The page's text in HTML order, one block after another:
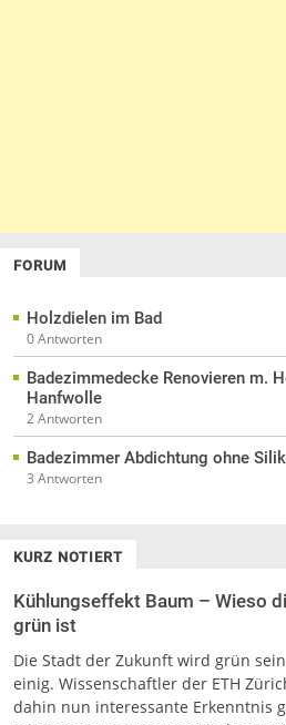
FORUM
Holzdielen im Bad
0 Antworten
Badezimmedecke Renovieren m.
Hanfwolle
2 Antworten
Badezimmer Abdichtung ohne
3 Antworten
KURZ NOTIERT
Kühlungseffekt Baum – Wieso
grün ist
Die Stadt der Zukunft wird grün
einig. Wissenschaftler der ETH
dahin nun interessante Erkenntnis